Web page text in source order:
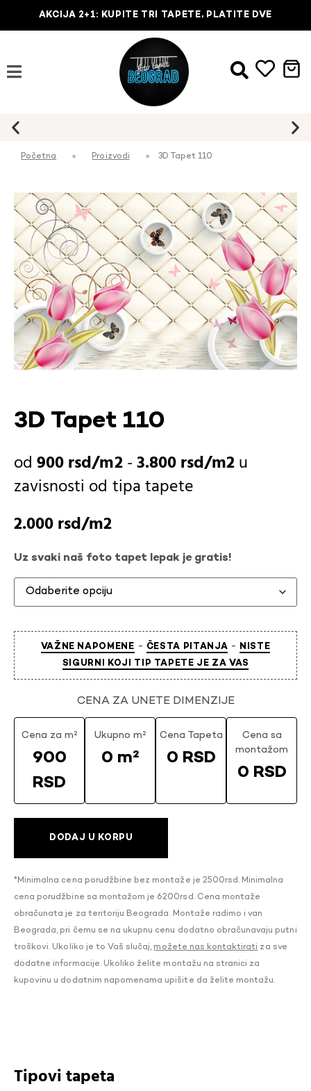
AKCIJA 2+1: KUPITE TRI TAPETE, PLATITE DVE
Početna » Proizvodi » 3D Tapet 110
3D Tapet 110
900rsd -3.800rsd
u
zavisnosti od tipa tapete
2.000rsd
Uz svaki naš foto tapet lepak je gratis!
VAŽNE NAPOMENE - ČESTA PITANJA - NISTE
SIGURNI KOJI TIP TAPETE JE ZA VAS
CENA ZA UNETE DIMENZIJE
Cena za m²
900
RSD
Ukupno m²
0 m²
Cena Tapeta
0 RSD
Cena sa
montažom
0 RSD
DODAJ U KORPU
*Minimalna cena porudžbine bez montaže je 2500rsd. Minimalna
cena porudžbine sa montažom je 6200rsd. Cena montaže
obračunata je za teritoriju Beograda. Montaže radimo i van
Beograda, pri čemu se na ukupnu cenu dodatno obračunavaju putni
troškovi. Ukoliko je to Vaš slučaj, možete nas kontaktirati za sve
dodatne informacije. Ukoliko želite montažu na stranici za
kupovinu u dodatnim napomenama upišite da želite montažu.
Tipovi tapeta